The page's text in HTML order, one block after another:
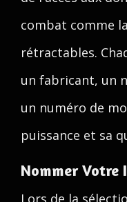
combat comme
rétractables.
un fabricant, un
un numéro de
puissance et sa
Nommer Votre
Lors de la